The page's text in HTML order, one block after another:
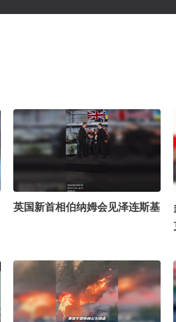
英国新首相伯纳姆会见泽连斯基